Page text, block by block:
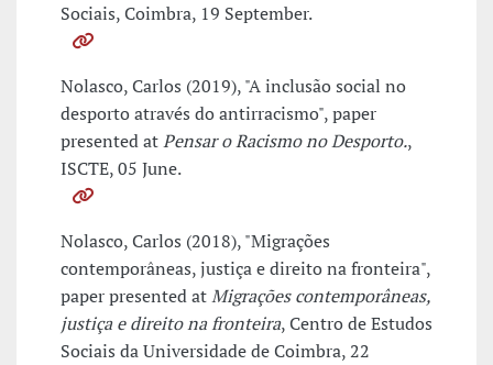
Sociais, Coimbra, 19 September.
Nolasco, Carlos (2019), "A inclusão social no
desporto através do antirracismo", paper
presented atPensar o Racismo no Desporto.,
ISCTE, 05 June.
Nolasco, Carlos (2018), "Migrações
contemporâneas, justiça e direito na fronteira",
paper presented atMigrações contemporâneas,
justiça e direito na fronteira, Centro de Estudos
Sociais da Universidade de Coimbra, 22